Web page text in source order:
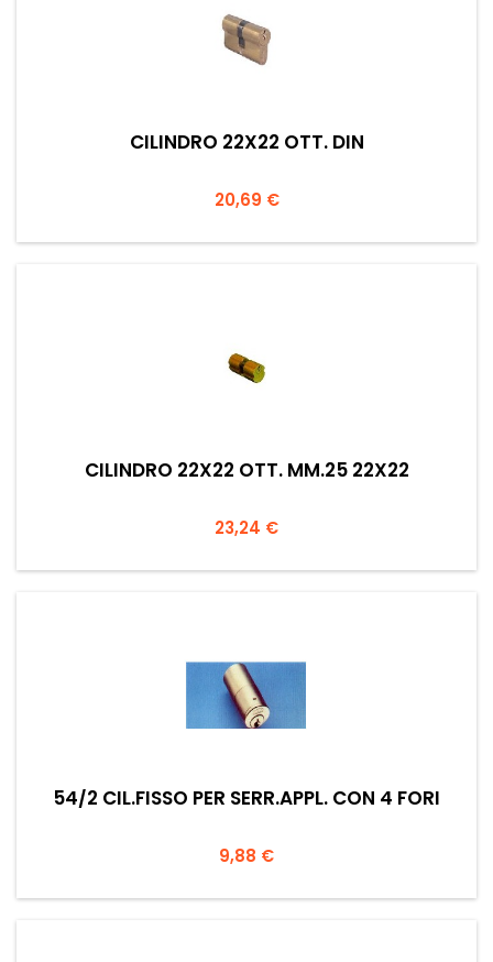
CILINDRO 22X22 OTT. DIN
Prezzo
20,69 €
CILINDRO 22X22 OTT. MM.25 22X22
Prezzo
23,24 €
54/2 CIL.FISSO PER SERR.APPL. CON 4 FORI
Prezzo
9,88 €